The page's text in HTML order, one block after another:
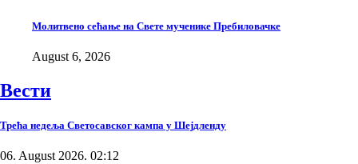
Молитвено сећање на Свете мученике Пребиловачке
August 6, 2026
Вести
Трећа недеља Светосавског кампа у Шејдленду
06. August 2026. 02:12